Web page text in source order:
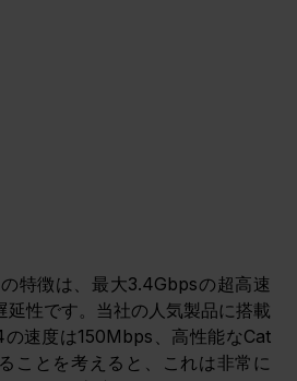
特徴は、最大3.4Gbpsの超高速
延性です。当社の人気製品に搭載
速度は150Mbps、高性能なCat
ことを考えると、これは非常に